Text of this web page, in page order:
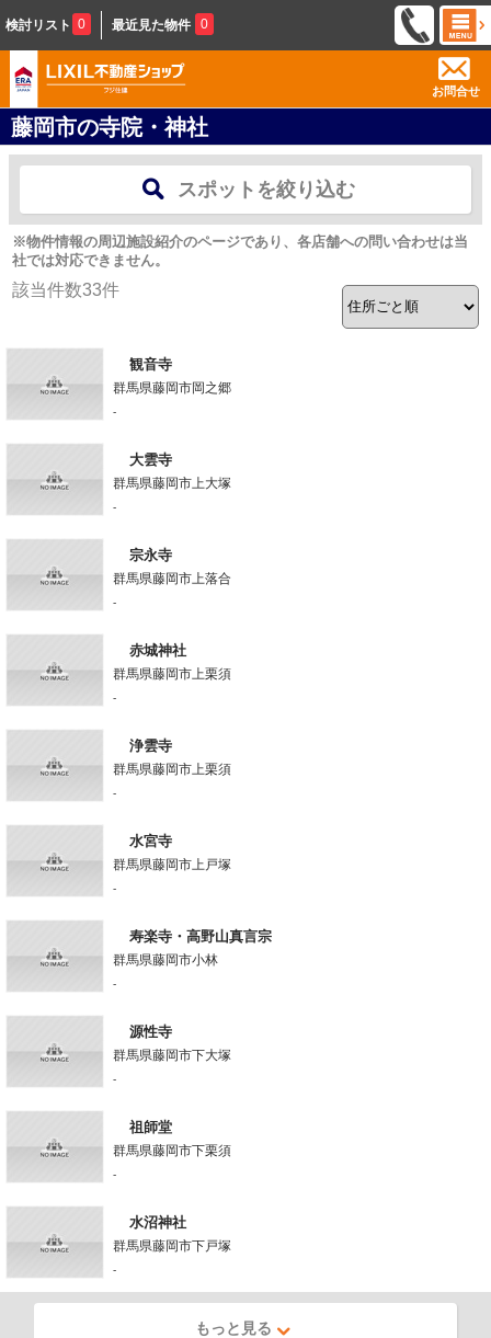
検討リスト 0 最近見た物件 0
お問合せ
藤岡市の寺院・神社
スポットを絞り込む
※物件情報の周辺施設紹介のページであり、各店舗への問い合わせは当
社では対応できません。
該当件数33件
観音寺
群馬県藤岡市岡之郷
-
大雲寺
群馬県藤岡市上大塚
-
宗永寺
群馬県藤岡市上落合
-
赤城神社
群馬県藤岡市上栗須
-
浄雲寺
群馬県藤岡市上栗須
-
水宮寺
群馬県藤岡市上戸塚
-
寿楽寺・高野山真言宗
群馬県藤岡市小林
-
源性寺
群馬県藤岡市下大塚
-
祖師堂
群馬県藤岡市下栗須
-
水沼神社
群馬県藤岡市下戸塚
-
もっと見る